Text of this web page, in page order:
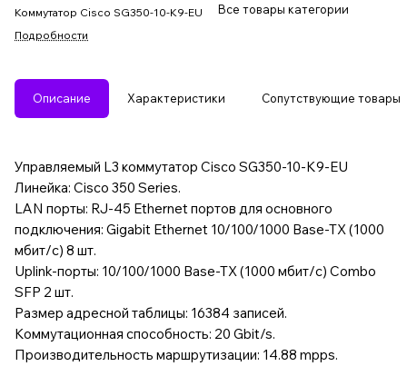
Коммутатор Cisco SG350-10-K9-EU
Подробности
Все товары категории
Описание Характеристики Сопутствующие товары
Управляемый L3 коммутатор Cisco SG350-10-K9-EU
Линейка: Cisco 350 Series.
LAN порты: RJ-45 Ethernet портов для основного
подключения: Gigabit Ethernet 10/100/1000 Base-TX (1000
мбит/с) 8 шт.
Uplink-порты: 10/100/1000 Base-TX (1000 мбит/с) Combo
SFP 2 шт.
Размер адресной таблицы: 16384 записей.
Коммутационная способность: 20 Gbit/s.
Производительность маршрутизации: 14.88 mpps.